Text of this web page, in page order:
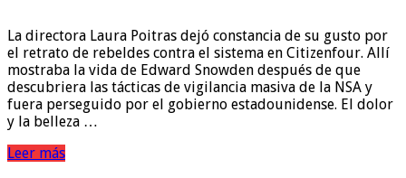
La directora Laura Poitras dejó constancia de su gusto por
el retrato de rebeldes contra el sistema en Citizenfour. Allí
mostraba la vida de Edward Snowden después de que
descubriera las tácticas de vigilancia masiva de la NSA y
fuera perseguido por el gobierno estadounidense. El dolor
y la belleza …
Leer más